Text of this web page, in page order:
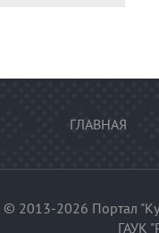
ГЛАВНАЯ
© 2013-2026 Портал
ГАУК